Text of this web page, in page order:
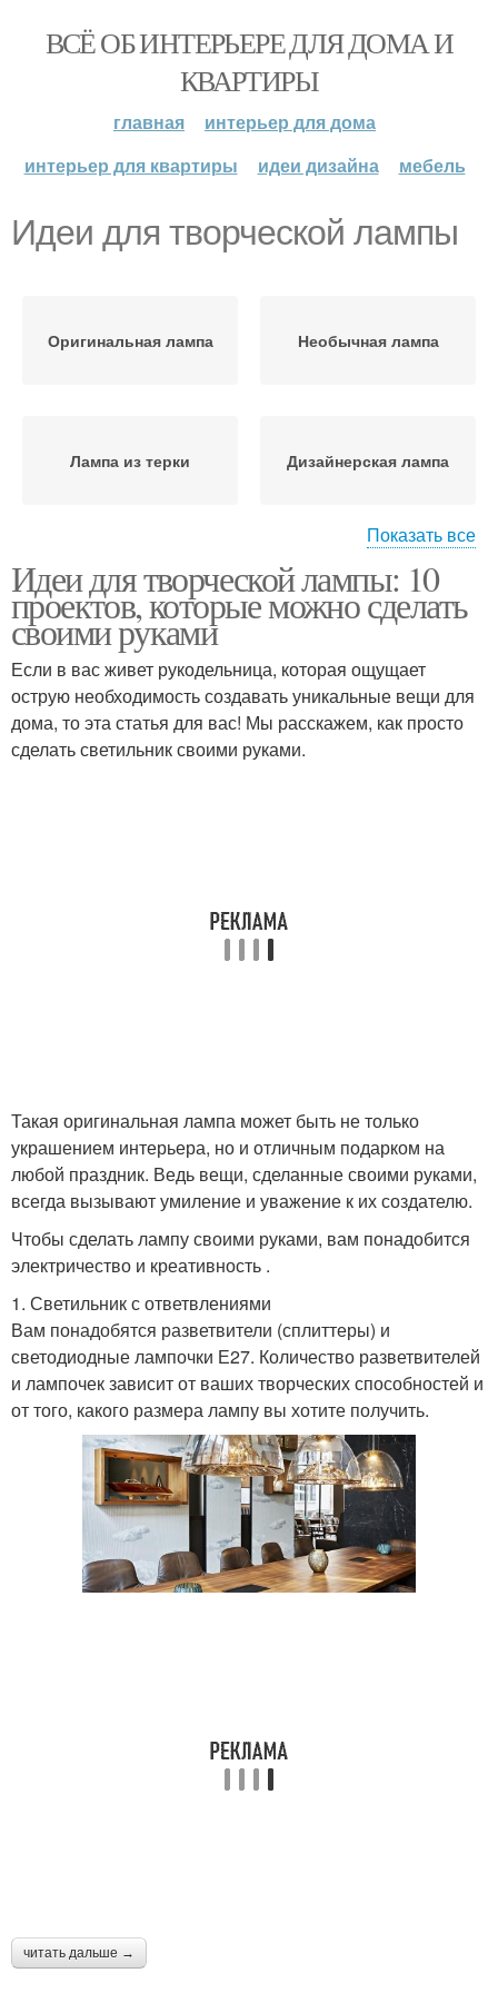
ВСЁ ОБ ИНТЕРЬЕРЕ ДЛЯ ДОМА И
КВАРТИРЫ
главная
интерьер для дома
интерьер для квартиры
идеи дизайна мебель
Идеи для творческой лампы
Оригинальная лампа Необычная лампа
Лампа из терки Дизайнерская лампа
самодельной лампы
Показать все
Идеи для творческой лампы: 10
проектов, которые можно сделать
своими руками
Если в вас живет рукодельница, которая ощущает
острую необходимость создавать уникальные вещи для
дома, то эта статья для вас! Мы расскажем, как просто
сделать светильник своими руками.
Такая оригинальная лампа может быть не только
украшением интерьера, но и отличным подарком на
любой праздник. Ведь вещи, сделанные своими руками,
всегда вызывают умиление и уважение к их создателю.
Чтобы сделать лампу своими руками, вам понадобится
электричество и креативность .
1. Светильник с ответвлениями
Вам понадобятся разветвители (сплиттеры) и
светодиодные лампочки Е27. Количество разветвителей
и лампочек зависит от ваших творческих способностей и
от того, какого размера лампу вы хотите получить.
читать дальше →